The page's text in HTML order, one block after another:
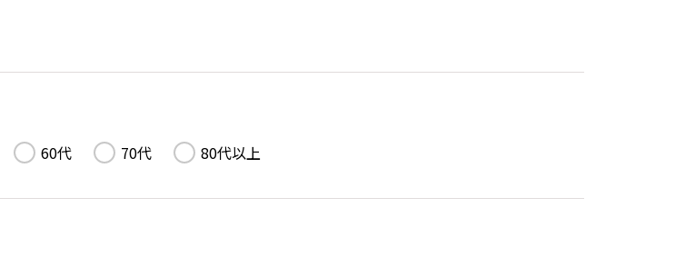
60代 70代 80代以上